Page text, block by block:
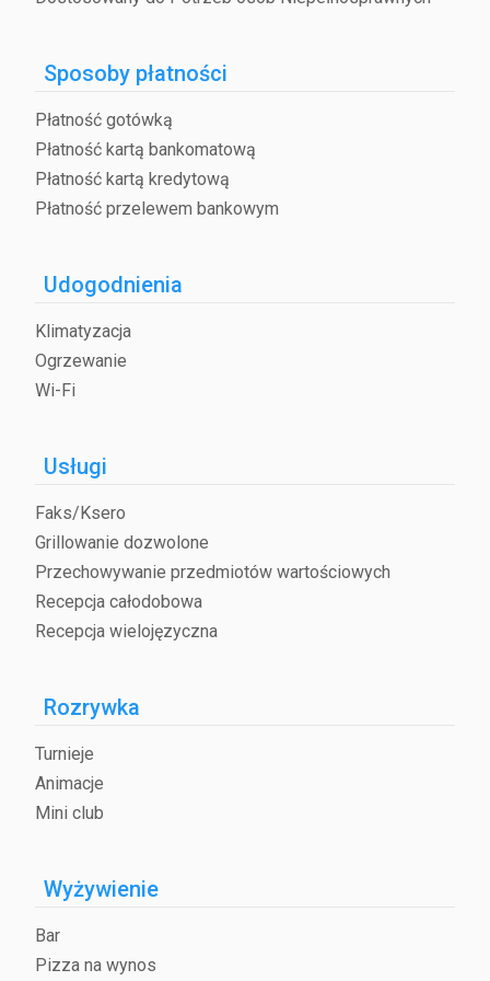
Sposoby płatności
Płatność gotówką
Płatność kartą bankomatową
Płatność kartą kredytową
Płatność przelewem bankowym
Udogodnienia
Klimatyzacja
Ogrzewanie
Wi-Fi
Usługi
Faks/Ksero
Grillowanie dozwolone
Przechowywanie przedmiotów wartościowych
Recepcja całodobowa
Recepcja wielojęzyczna
Rozrywka
Turnieje
Animacje
Mini club
Wyżywienie
Bar
Pizza na wynos